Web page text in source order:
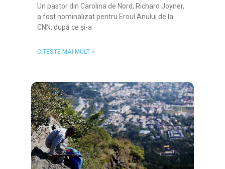
Un pastor din Carolina de Nord, Richard Joyner,
a fost nominalizat pentru Eroul Anului de la
CNN, după ce și-a
CITESTE MAI MULT >